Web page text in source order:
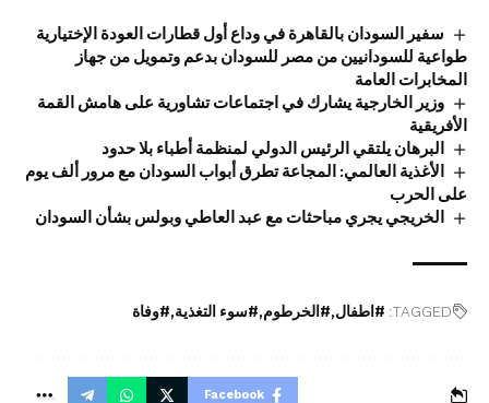
سفير السودان بالقاهرة في وداع أول قطارات العودة الإختيارية
طواعية للسودانيين من مصر للسودان بدعم وتمويل من جهاز
المخابرات العامة
وزير الخارجية يشارك في اجتماعات تشاورية على هامش القمة
الأفريقية
البرهان يلتقي الرئيس الدولي لمنظمة أطباء بلا حدود
الأغذية العالمي: المجاعة تطرق أبواب السودان مع مرور ألف يوم
على الحرب
الخريجي يجري مباحثات مع عبد العاطي وبولس بشأن السودان
TAGGED: #اطفال #الخرطوم #سوء التغذية #وفاة
Facebook